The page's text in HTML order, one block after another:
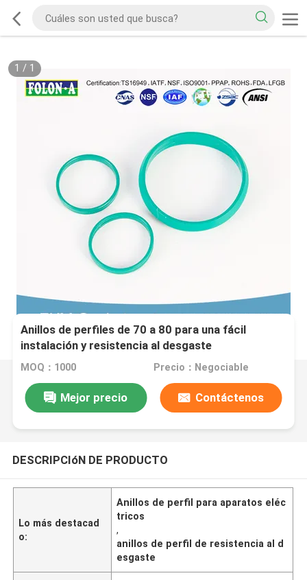
1 / 1
Anillos de perfiles de 70 a 80 para una fácil
instalación y resistencia al desgaste
MOQ：1000 Precio：Negociable
Mejor precio Contáctenos
DESCRIPCIóN DE PRODUCTO
Lo más destacad
o:
Anillos de perfil para aparatos eléc
tricos
,
anillos de perfil de resistencia al d
esgaste